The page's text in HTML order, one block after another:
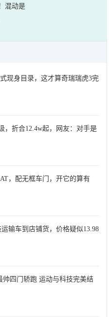
混动是
现身目录，这才算奇瑞瑞虎3完
，折合12.4w起，网友：对手是
，配无框车门，开它的算有
输车到店铺货，价格疑似13.98
帅四门轿跑 运动与科技完美结